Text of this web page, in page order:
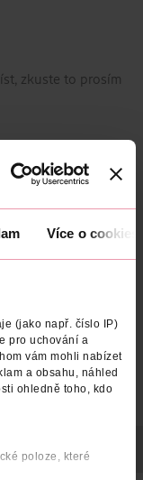
Více o cookies
(jako např. číslo IP)
pro uchování a
vám mohli nabízet
a obsahu, náhled
ohledně toho, kdo
poloze, které
zkuste to prosím
DODAVATEL